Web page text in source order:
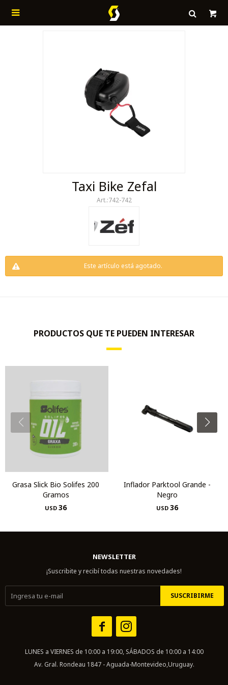

Taxi Bike Zefal
742-742
Este artículo está agotado.
PRODUCTOS QUE TE PUEDEN INTERESAR
Grasa Slick Bio Solifes 200
Gramos
USD 36
Inflador Parktool Grande -
Negro
USD 36
NEWSLETTER
¡Suscribite y recibí todas nuestras novedades!
SUSCRIBIRME
 
LUNES a VIERNES de 10:00 a 19:00, SÁBADOS de 10:00 a 14:00
Av. Gral. Rondeau 1847 - Aguada-Montevideo,Uruguay.